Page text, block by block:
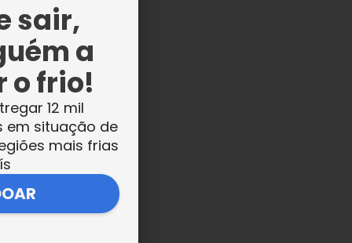
sair,
a
o frio!
12 mil
em situação de
mais frias